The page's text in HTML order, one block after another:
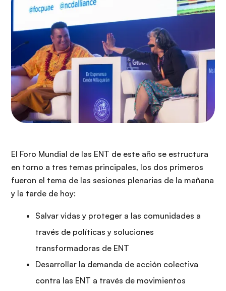
El Foro Mundial de las ENT de este año se estructura
en torno a tres temas principales, los dos primeros
fueron el tema de las sesiones plenarias de la mañana
y la tarde de hoy:
Salvar vidas y proteger a las comunidades a
través de políticas y soluciones
transformadoras de ENT
Desarrollar la demanda de acción colectiva
contra las ENT a través de movimientos